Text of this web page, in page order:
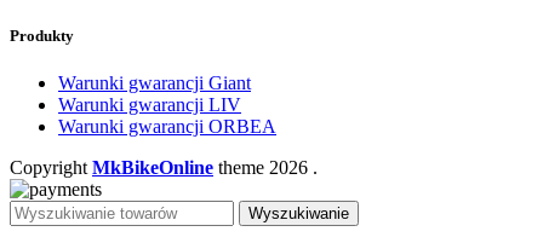
Produkty
Warunki gwarancji Giant
Warunki gwarancji LIV
Warunki gwarancji ORBEA
Copyright MkBikeOnline theme 2026 .
Wyszukiwanie